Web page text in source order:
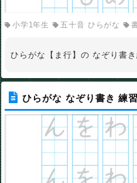
小学1年生 五十音 ひらがな
ひらがな【ま行】の なぞり書き
ひらがな なぞり書き 練